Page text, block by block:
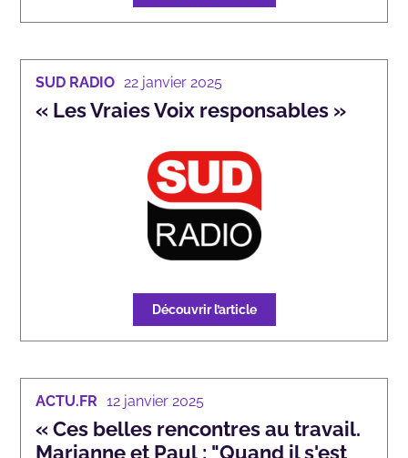
SUD RADIO 22 janvier 2025
« Les Vraies Voix responsables »
Découvrir l’article
ACTU.FR 12 janvier 2025
« Ces belles rencontres au travail.
Marianne et Paul : "Quand il s'est